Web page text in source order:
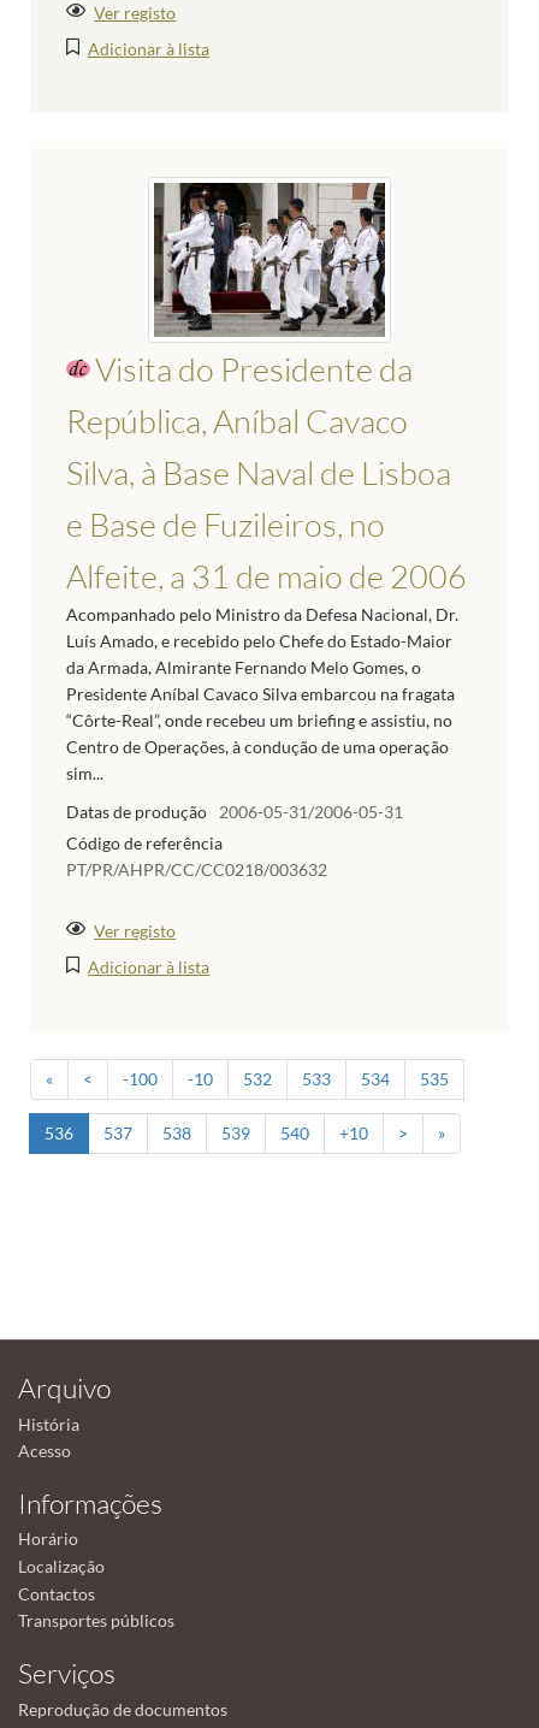
Ver registo
Adicionar à lista
Visita do Presidente da
República, Aníbal Cavaco
Silva, à Base Naval de Lisboa
e Base de Fuzileiros, no
Alfeite, a 31 de maio de 2006
Acompanhado pelo Ministro da Defesa Nacional, Dr.
Luís Amado, e recebido pelo Chefe do Estado-Maior
da Armada, Almirante Fernando Melo Gomes, o
Presidente Aníbal Cavaco Silva embarcou na fragata
“Côrte-Real”, onde recebeu um briefing e assistiu, no
Centro de Operações, à condução de uma operação
sim...
Datas de produção
2006-05-31/2006-05-31
Código de referência
PT/PR/AHPR/CC/CC0218/003632
Ver registo
Adicionar à lista
« < -100 -10 532 533 534 535
536 537 538 539 540 +10 > »
Arquivo
História
Acesso
Informações
Horário
Localização
Contactos
Transportes públicos
Serviços
Reprodução de documentos